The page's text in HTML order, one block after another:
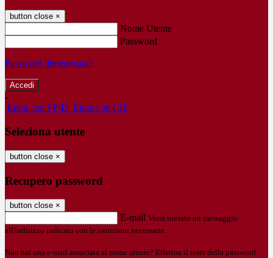
button close ×
Nome Utente
Password
Password dimenticata?
-
Entra con SPID Entra con CIE
Seleziona utente
button close ×
Recupero password
button close ×
E-mail Verrà inviato un messaggio
all'indirizzo indicato con le istruzioni necessarie.
Non hai una e-mail associata al nome utente? Effettua il reset della password